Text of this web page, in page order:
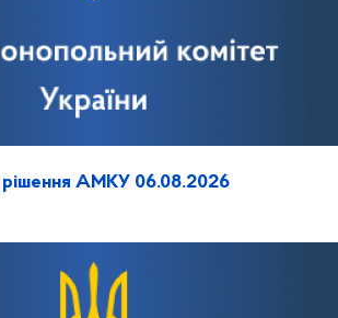
рішення АМКУ 06.08.2026